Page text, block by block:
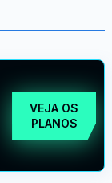
VEJA OS
PLANOS